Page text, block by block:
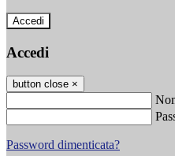
Accedi
Accedi
button close ×
Password dimenticata?